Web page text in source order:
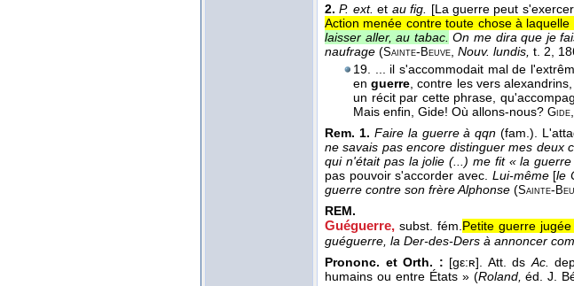
2. P. ext.et au fig. [La guerre peut
Action menée contre toute chose à
laisser aller, au tabac. On me dira que je
naufrage (Sainte- Beuve, Nouv. lundis, t. 2,
19. ... il s'accommodait mal de
enguerre, contre les vers
un récit par cette phrase,
Mais enfin, Gide! Où allons-nous? Gide,
Rem. 1. Faire la guerre à qqn(fam.).
ne savais pas encore distinguer mes deux
qui n'était pas la jolie (...) me fit « la
pas pouvoir s'accorder avec. Lui-même [le
guerre contre son frère Alphonse (Sainte-
REM.
Guéguerre, subst. fém.Petite guerre
guéguerre, la Der-des-Ders à annoncer
Prononc. et Orth. : [gε:ʀ]. Att. dsAc.
humains ou entre États » (Roland,éd. J.